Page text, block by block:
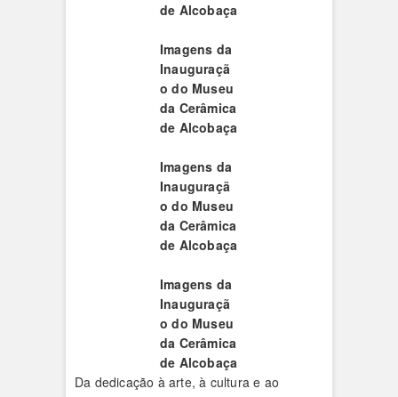
de Alcobaça
Imagens da
Inauguraçã
o do Museu
da Cerâmica
de Alcobaça
Imagens da
Inauguraçã
o do Museu
da Cerâmica
de Alcobaça
Imagens da
Inauguraçã
o do Museu
da Cerâmica
de Alcobaça
Da dedicação à arte, à cultura e ao